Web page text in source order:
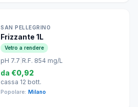
SAN PELLEGRINO
Frizzante 1L
Vetro a rendere
pH 7.7 R.F. 854 mg/L
da €0,92
cassa 12 bott.
Popolare: Milano